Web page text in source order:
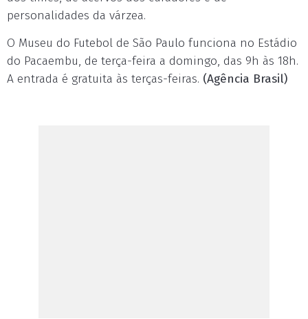
personalidades da várzea.
O Museu do Futebol de São Paulo funciona no Estádio
do Pacaembu, de terça-feira a domingo, das 9h às 18h.
A entrada é gratuita às terças-feiras. (Agência Brasil)